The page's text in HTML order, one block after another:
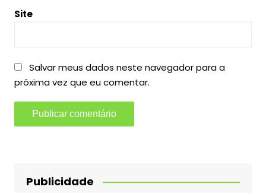
Site
Salvar meus dados neste navegador para a
próxima vez que eu comentar.
Publicidade